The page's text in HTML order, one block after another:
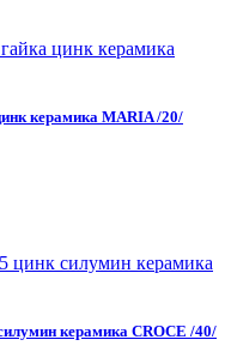
керамика MARIA /20/
керамика CROCE /40/